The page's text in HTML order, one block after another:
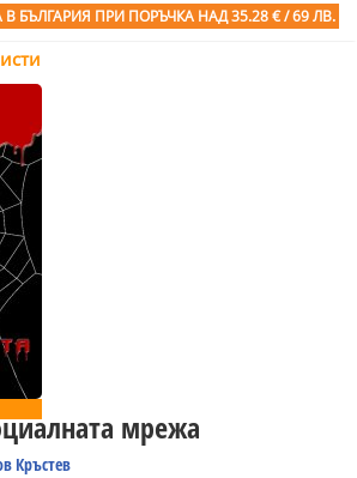
В БЪЛГАРИЯ ПРИ ПОРЪЧКА НАД 35.28 € / 69 ЛВ.
мрежа
Кръстев